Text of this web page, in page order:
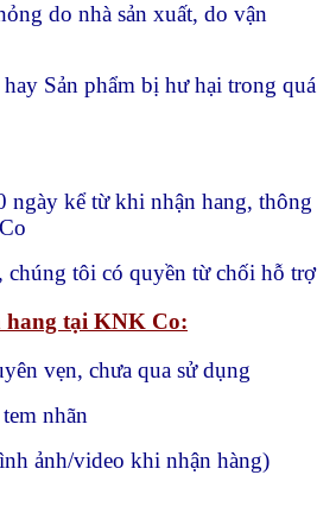
do nhà sản xuất, do vận
hay Sản phẩm bị hư hại trong quá
ngày kể từ khi nhận hang, thông
chúng tôi có quyền từ chối hỗ trợ
hang tại KNK Co:
vẹn, chưa qua sử dụng
nhãn
ảnh/video khi nhận hàng)